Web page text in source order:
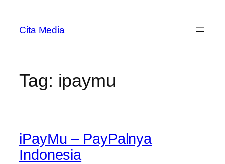
content
Cita Media
Tag: ipaymu
iPayMu – PayPalnya
Indonesia